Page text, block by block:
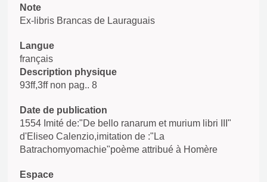
Note
Ex-libris Brancas de Lauraguais
Langue
français
Description physique
93ff,3ff non pag.. 8
Date de publication
1554 Imité de:"De bello ranarum et murium libri III"
d'Eliseo Calenzio,imitation de :"La
Batrachomyomachie"poème attribué à Homère
Espace